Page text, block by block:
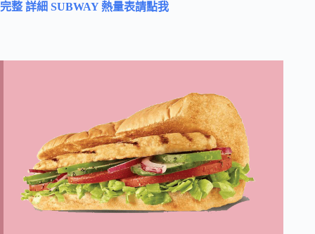
完整 詳細 SUBWAY 熱量表請點我